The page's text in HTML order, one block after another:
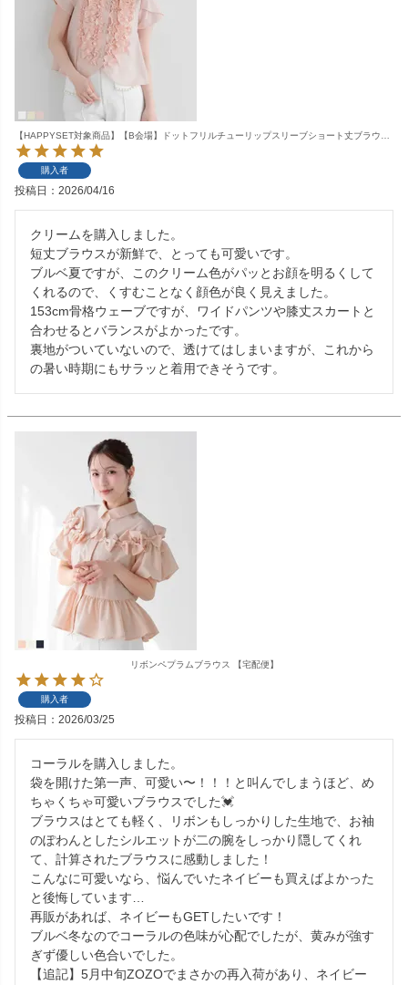
購入者
投稿日 2026/04/16
クリームを購入しました。
短丈ブラウスが新鮮で、とっても可愛いです。
ブルベ夏ですが、このクリーム色がパッとお顔を明るくして
くれるので、くすむことなく顔色が良く見えました。
153cm骨格ウェーブですが、ワイドパンツや膝丈スカートと
合わせるとバランスがよかったです。
裏地がついていないので、透けてはしまいますが、これから
の暑い時期にもサラッと着用できそうです。
リボンペプラムブラウス 【宅配便】
購入者
投稿日 2026/03/25
コーラルを購入しました。
袋を開けた第一声、可愛い〜！！！と叫んでしまうほど、め
ちゃくちゃ可愛いブラウスでした💓
ブラウスはとても軽く、リボンもしっかりした生地で、お袖
のぽわんとしたシルエットが二の腕をしっかり隠してくれ
て、計算されたブラウスに感動しました！
こんなに可愛いなら、悩んでいたネイビーも買えばよかった
と後悔しています…
再販があれば、ネイビーもGETしたいです！
ブルベ冬なのでコーラルの色味が心配でしたが、黄みが強す
ぎず優しい色合いでした。
【追記】5月中旬ZOZOでまさかの再入荷があり、ネイビー